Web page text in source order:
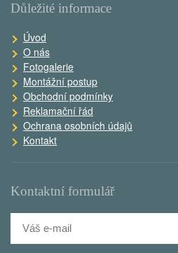
Důležité informace
Úvod
O nás
Fotogalerie
Montážní postup
Obchodní podmínky
Reklamační řád
Ochrana osobních údajů
Kontakt
Kontaktní formulář